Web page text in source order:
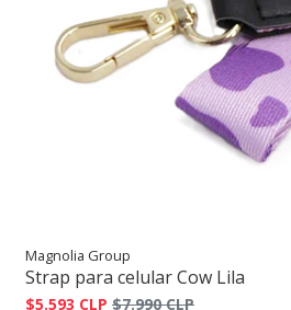
Magnolia Group
Strap para celular Cow Lila
$5.593 CLP $7.990 CLP